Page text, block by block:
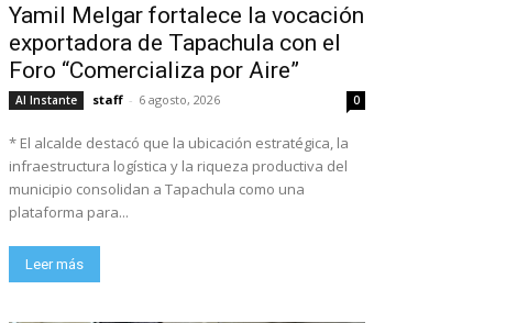
Yamil Melgar fortalece la vocación
exportadora de Tapachula con el
Foro “Comercializa por Aire”
Al Instante staff - 6 agosto, 2026 0
* El alcalde destacó que la ubicación estratégica, la
infraestructura logística y la riqueza productiva del
municipio consolidan a Tapachula como una
plataforma para...
Leer más